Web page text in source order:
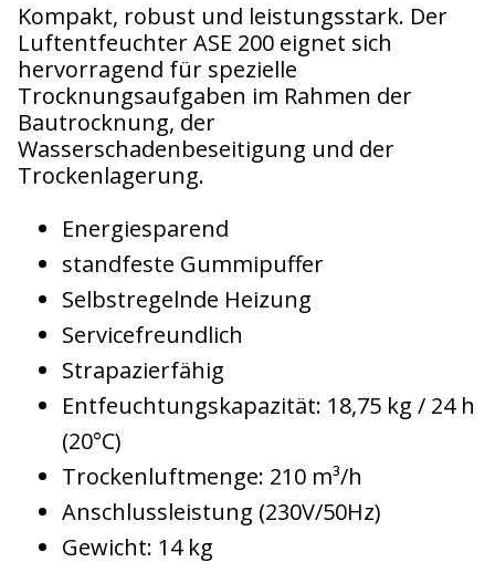
Kompakt, robust und leistungsstark. Der
Luftentfeuchter ASE 200 eignet sich
hervorragend für spezielle
Trocknungsaufgaben im Rahmen der
Bautrocknung, der
Wasserschadenbeseitigung und der
Trockenlagerung.
Energiesparend
standfeste Gummipuffer
Selbstregelnde Heizung
Servicefreundlich
Strapazierfähig
Entfeuchtungskapazität: 18,75 kg / 24 h
(20°C)
Trockenluftmenge: 210 m³/h
Anschlussleistung (230V/50Hz)
Gewicht: 14 kg